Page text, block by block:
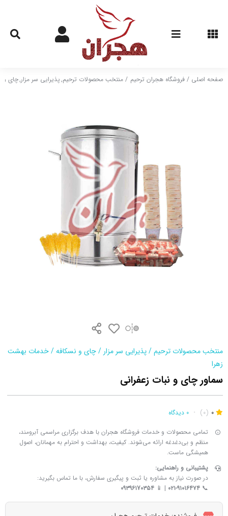
content
صفحه اصلی فروشگاه هجران ترحیم منتخب محصولات ترحیم پذیرایی سر مزار چای و
منتخب محصولات ترحیم/پذیرایی سر مزار /چای و نسکافه/خدمات بهشت
زهرا
سماور چای و نبات زعفرانی
0
(0)
• 0 دیدگاه
تمامی محصولات و خدمات فروشگاه هجران با هدف برگزاری مراسمی آبرومند،
منظم و بی‌دغدغه ارائه می‌شوند. کیفیت، بهداشت و احترام به مهمانان، اصول
همیشگی ماست.
پشتیبانی و راهنمایی:
در صورت نیاز به مشاوره یا ثبت و پیگیری سفارش، با ما تماس بگیرید:
📞 ۰۲۱-۹۱۰۱۶۴۷۴ | 📱 ۰۹۳۹۶۱7۰۳۵۴